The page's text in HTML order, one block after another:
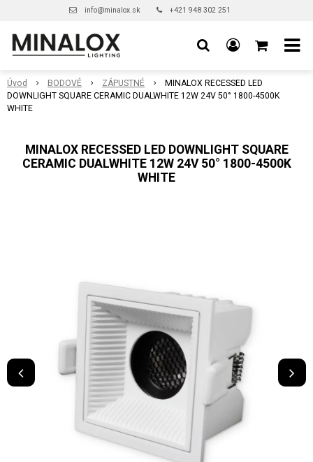
info@minalox.sk +421 948 302 251
Úvod BODOVÉ ZÁPUSTNÉ
MINALOX RECESSED LED
DOWNLIGHT SQUARE CERAMIC DUALWHITE 12W 24V 50° 1800-4500K
WHITE
MINALOX RECESSED LED DOWNLIGHT SQUARE
CERAMIC DUALWHITE 12W 24V 50° 1800-4500K
WHITE